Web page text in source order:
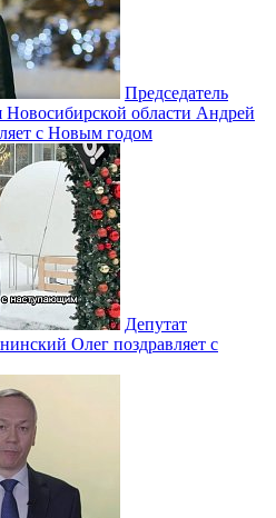
Председатель
Новосибирской области Андрей
с Новым годом
Депутат
Олег поздравляет с